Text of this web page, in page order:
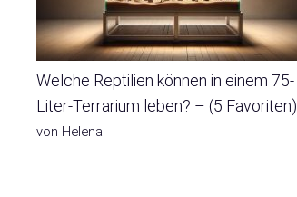
Welche Reptilien können in einem 75-
Liter-Terrarium leben? – (5 Favoriten)
von Helena